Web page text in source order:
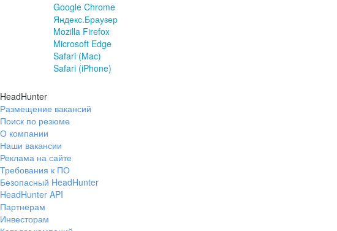
Google Chrome
Яндекс.Браузер
Mozilla Firefox
Microsoft Edge
Safari (Mac)
Safari (iPhone)
HeadHunter
Размещение вакансий
Поиск по резюме
О компании
Наши вакансии
Реклама на сайте
Требования к ПО
Безопасный HeadHunter
HeadHunter API
Партнерам
Инвесторам